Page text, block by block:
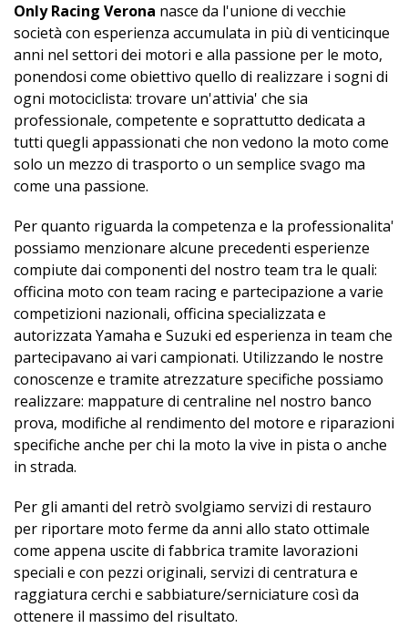
Only Racing Verona nasce da l'unione di vecchie
società con esperienza accumulata in più di venticinque
anni nel settori dei motori e alla passione per le moto,
ponendosi come obiettivo quello di realizzare i sogni di
ogni motociclista: trovare un'attivia' che sia
professionale, competente e soprattutto dedicata a
tutti quegli appassionati che non vedono la moto come
solo un mezzo di trasporto o un semplice svago ma
come una passione.
Per quanto riguarda la competenza e la professionalita'
possiamo menzionare alcune precedenti esperienze
compiute dai componenti del nostro team tra le quali:
officina moto con team racing e partecipazione a varie
competizioni nazionali, officina specializzata e
autorizzata Yamaha e Suzuki ed esperienza in team che
partecipavano ai vari campionati. Utilizzando le nostre
conoscenze e tramite atrezzature specifiche possiamo
realizzare: mappature di centraline nel nostro banco
prova, modifiche al rendimento del motore e riparazioni
specifiche anche per chi la moto la vive in pista o anche
in strada.
Per gli amanti del retrò svolgiamo servizi di restauro
per riportare moto ferme da anni allo stato ottimale
come appena uscite di fabbrica tramite lavorazioni
speciali e con pezzi originali, servizi di centratura e
raggiatura cerchi e sabbiature/serniciature così da
ottenere il massimo del risultato.